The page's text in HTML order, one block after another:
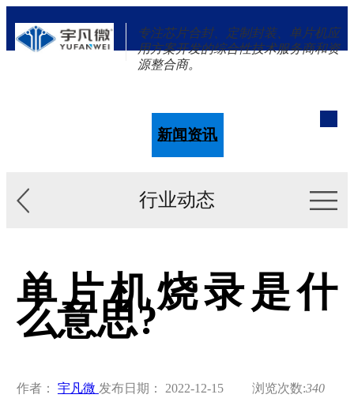
专注芯片合封、定制封装、单片机应
用方案开发的综合性技术服务商和资
源整合商。
新闻资讯
行业动态
单片机烧录是什
么意思?
作者： 宇凡微 发布日期： 2022-12-15 浏览次数:340